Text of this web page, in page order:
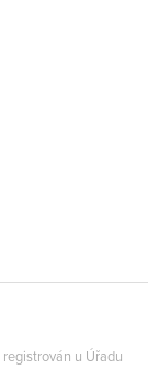
u Úřadu